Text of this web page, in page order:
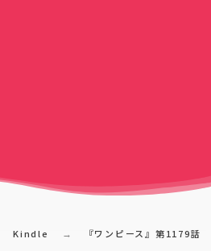
Kindle 『ワンピース』第1179話